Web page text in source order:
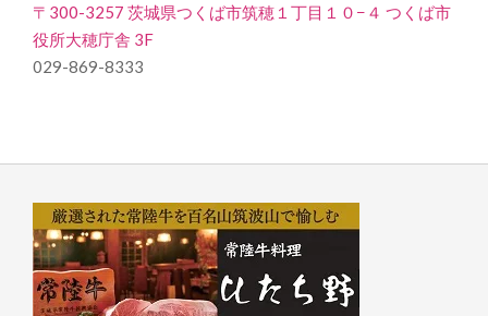
〒300-3257 茨城県つくば市筑穂１丁目１０−４ つくば市
役所大穂庁舎 3F
029-869-8333